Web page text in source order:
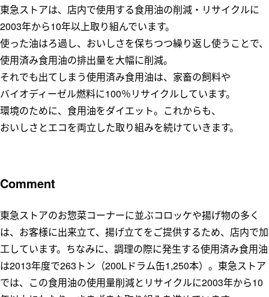
東急ストアは、店内で使用する食用油の削減・リサイクルに
2003年から10年以上取り組んでいます。
使った油はろ過し、おいしさを保ちつつ繰り返し使うことで、
使用済み食用油の排出量を大幅に削減。
それでも出てしまう使用済み食用油は、家畜の飼料や
バイオディーゼル燃料に100％リサイクルしています。
環境のために、食用油をダイエット。これからも、
おいしさとエコを両立した取り組みを続けていきます。
Comment
東急ストアのお惣菜コーナーに並ぶコロッケや揚げ物の多く
は、お客様に出来立て、揚げ立てをご提供するため、店内で加
工しています。ちなみに、調理の際に発生する使用済み食用油
は2013年度で263トン（200Lドラム缶1,250本）。東急ストア
では、この食用油の使用量削減とリサイクルに2003年から10